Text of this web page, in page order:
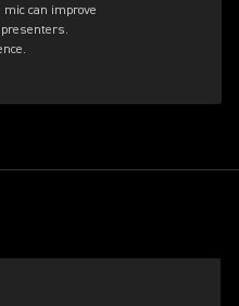
can improve
presenters.